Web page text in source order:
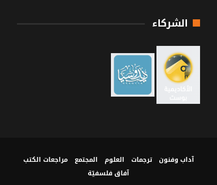
الشركاء
آداب وفنون ترجمات العلوم المجتمع
مراجعات الكتب
آفاق فلسفيّة‎